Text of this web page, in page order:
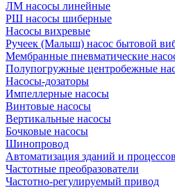
ЛМ насосы линейные
РШ насосы шиберные
Насосы вихревые
Ручеек (Малыш) насос бытовой
Мембранные пневматические
Полупогружные центробежные
Насосы-дозаторы
Импеллерные насосы
Винтовые насосы
Вертикальные насосы
Бочковые насосы
Шинопровод
Автоматизация зданий и процессов
Частотные преобразователи
Частотно-регулируемый привод